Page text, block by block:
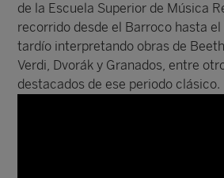
de la Escuela Superior de Música
recorrido desde el Barroco hasta
tardío interpretando obras de
Verdi, Dvorák y Granados, entre
destacados de ese periodo clásico.